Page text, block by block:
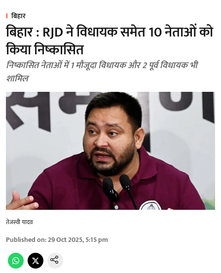
बिहार
बिहार : RJD ने विधायक समेत 10 नेताओं को
किया निष्कासित
निष्कासित नेताओं में 1 मौजूदा विधायक और 2 पूर्व विधायक भी
शामिल
तेजस्वी यादव
Published on:29 Oct 2025, 5:15 pm